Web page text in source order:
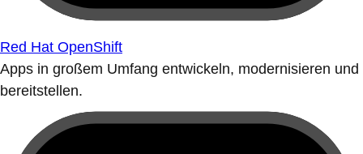
Red Hat OpenShift
Apps in großem Umfang entwickeln, modernisieren und
bereitstellen.